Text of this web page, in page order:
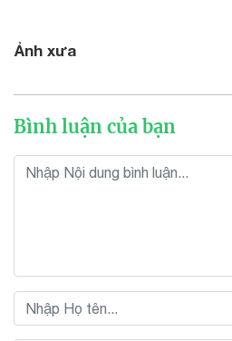
Ảnh xưa
Bình luận của bạn